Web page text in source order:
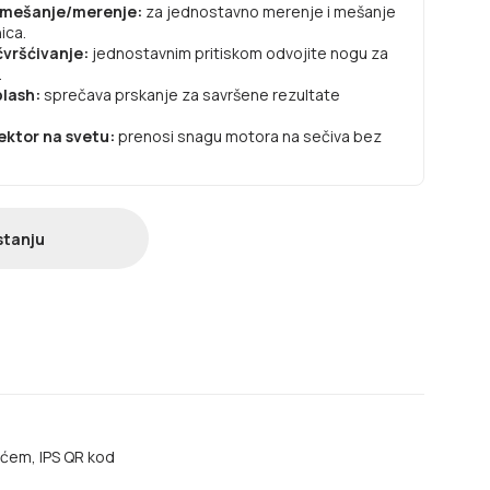
merenje: za jednostavno merenje i mešanje
jednostavnim pritiskom odvojite nogu za
sprečava prskanje za savršene rezultate
na svetu: prenosi snagu motora na sečiva bez
IPS QR kod